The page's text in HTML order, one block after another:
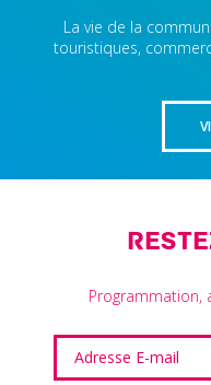
La vie de la
touristiques,
Programmation,